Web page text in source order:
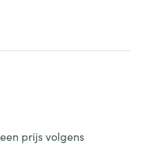
prijs volgens